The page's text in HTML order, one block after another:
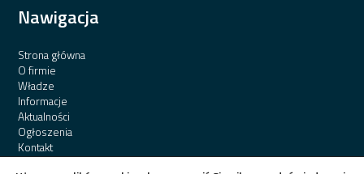
Nawigacja
Strona główna
O firmie
Władze
Informacje
Aktualności
Ogłoszenia
Kontakt